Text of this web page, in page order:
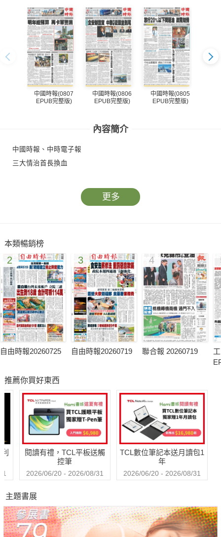
中國時報(0807
EPUB完整版)
中國時報(0806
EPUB完整版)
中國時報(0805
EPUB完整版)
內容簡介
中國時報、中時電子報
三大情治首長換血
更多
本類暢銷榜
2
自由時報20260725
3
自由時報20260719
4
聯合報 20260719
推薦你買好東西
閱讀有禮，TCL平板送觸
控筆
2026/06/20 - 2026/08/31
TCL數位筆記本送月讀包1
年
2026/06/20 - 2026/08/31
主題書展